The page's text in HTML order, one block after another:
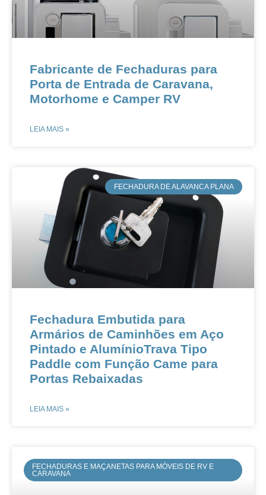
Fabricante de Fechaduras para
Porta de Entrada de Caravana,
Motorhome e Camper RV
LEIA MAIS »
​FECHADURA DE ALAVANCA PLANA
​​Fechadura Embutida para
Armários de Caminhões em Aço
Pintado e Alumínio​​​​Trava Tipo
Paddle com Função Came para
Portas Rebaixadas​​
LEIA MAIS »
FECHADURAS E MAÇANETAS PARA MÓVEIS DE RV E
CARAVANA